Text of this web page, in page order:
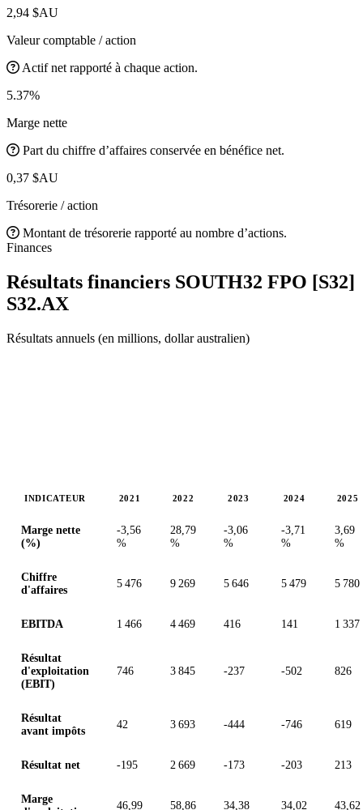
2,94 $AU
Valeur comptable / action
Actif net rapporté à chaque action.
5.37%
Marge nette
Part du chiffre d’affaires conservée en bénéfice net.
0,37 $AU
Trésorerie / action
Montant de trésorerie rapporté au nombre d’actions.
Finances
Résultats financiers SOUTH32 FPO [S32]
S32.AX
Résultats annuels (en millions, dollar australien)
INDICATEUR 2021 2022 2023 2024 2025
Marge nette
(%)
-3,56
%
28,79
%
-3,06
%
-3,71
%
3,69
%
Chiffre
d'affaires
5 476 9 269 5 646 5 479 5 780
EBITDA 1 466 4 469 416 141 1 337
Résultat
d'exploitation
(EBIT)
746 3 845 -237 -502 826
Résultat
avant impôts
42 3 693 -444 -746 619
Résultat net -195 2 669 -173 -203 213
Marge
46,99 58,86 34,38 34,02 43,62